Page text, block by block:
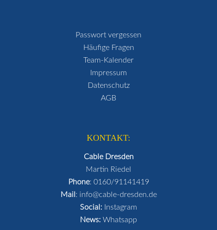
Passwort vergessen
Häufige Fragen
Team-Kalender
Impressum
Datenschutz
AGB
KONTAKT:
Cable Dresden
Martin Riedel
Phone: 0160/91141419
Mail : info@cable-dresden.de
Social: Instagram
News: Whatsapp